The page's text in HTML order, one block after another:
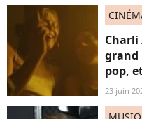
Charli
grand
pop,
23 juin